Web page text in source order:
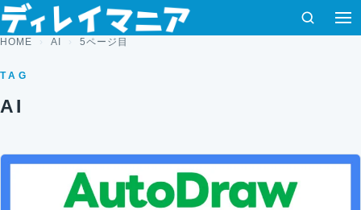
コンテンツへスキップ
検索
HOME AI 5ページ目
TAG
AI